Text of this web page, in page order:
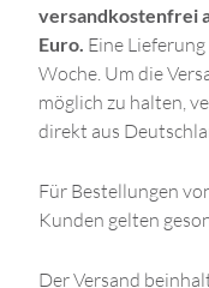
versandkostenfrei
Euro. Eine
Woche. Um die
möglich zu halten,
direkt aus
Für Bestellungen
Kunden gelten
Der Versand